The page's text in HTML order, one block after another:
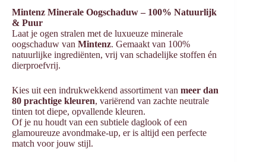
Mintenz Minerale Oogschaduw – 100% Natuurlijk
& Puur
Laat je ogen stralen met de luxueuze minerale
oogschaduw van Mintenz. Gemaakt van 100%
natuurlijke ingrediënten, vrij van schadelijke stoffen én
dierproefvrij.
Kies uit een indrukwekkend assortiment van meer dan
80 prachtige kleuren, variërend van zachte neutrale
tinten tot diepe, opvallende kleuren.
Of je nu houdt van een subtiele daglook of een
glamoureuze avondmake-up, er is altijd een perfecte
match voor jouw stijl.